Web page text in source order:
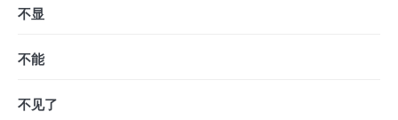
不显
不能
不见了